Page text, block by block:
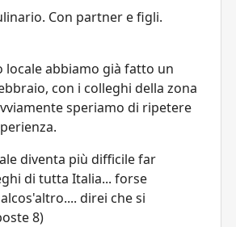
Con partner e figli.
locale abbiamo già fatto un
con i colleghi della zona
speriamo di ripetere
diventa più difficile far
di tutta Italia... forse
direi che si
8)